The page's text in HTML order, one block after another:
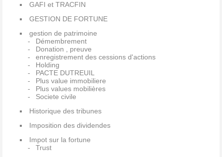
GAFI et TRACFIN
GESTION DE FORTUNE
gestion de patrimoine
Démembrement
Donation , preuve
enregistrement des cessions d'actions
Holding
PACTE DUTREUIL
Plus value immobiliere
Plus values mobilières
Societe civile
Historique des tribunes
Imposition des dividendes
Impot sur la fortune
Trust